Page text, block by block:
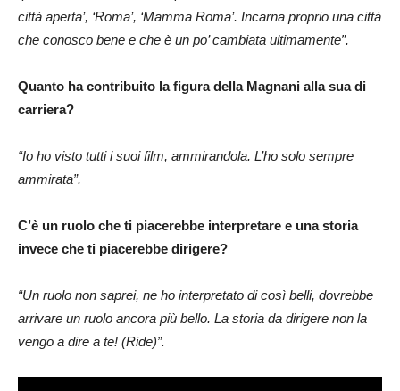
città aperta’, ‘Roma’, ‘Mamma Roma’. Incarna proprio una città
che conosco bene e che è un po’ cambiata ultimamente”.
Quanto ha contribuito la figura della Magnani alla sua di
carriera?
“Io ho visto tutti i suoi film, ammirandola. L’ho solo sempre
ammirata”.
C’è un ruolo che ti piacerebbe interpretare e una storia
invece che ti piacerebbe dirigere?
“Un ruolo non saprei, ne ho interpretato di così belli, dovrebbe
arrivare un ruolo ancora più bello. La storia da dirigere non la
vengo a dire a te! (Ride)”.